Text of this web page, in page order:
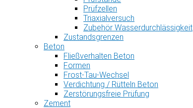
Prüfzellen
Triaxialversuch
Zubehör Wasserdurchlässigkeit
Zustandsgrenzen
Beton
Fließverhalten Beton
Formen
Frost-Tau-Wechsel
Verdichtung / Rütteln Beton
Zerstörungsfreie Prüfung
Zement